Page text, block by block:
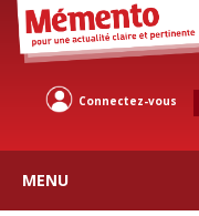
Connectez-vous
MENU